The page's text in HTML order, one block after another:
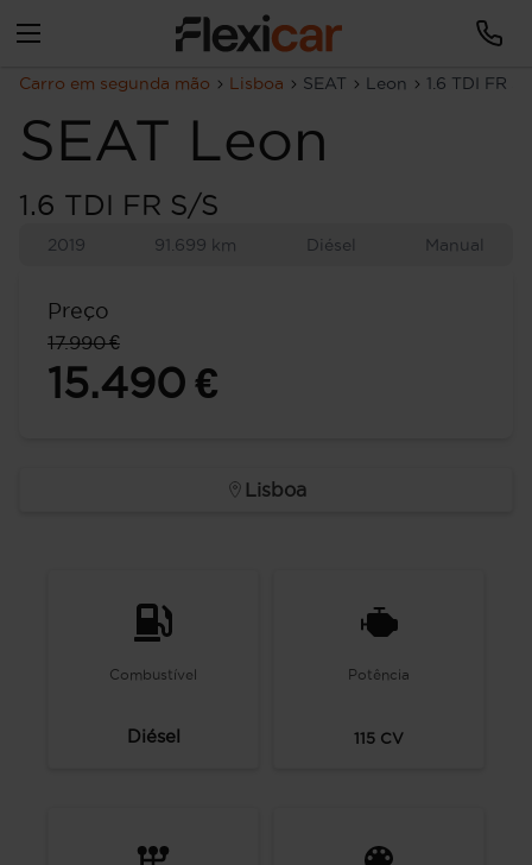
Carro em segunda mão Lisboa SEAT Leon 1.6 TDI FR
SEAT Leon
1.6 TDI FR S/S
2019 91.699 km Diésel Manual
Preço
17.990 €
15.490 €
Lisboa
Combustível
Diésel
Potência
115 CV